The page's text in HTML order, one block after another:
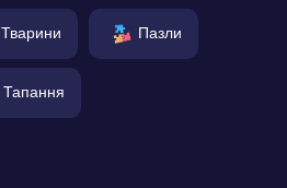
Тварини Пазли
Тапання